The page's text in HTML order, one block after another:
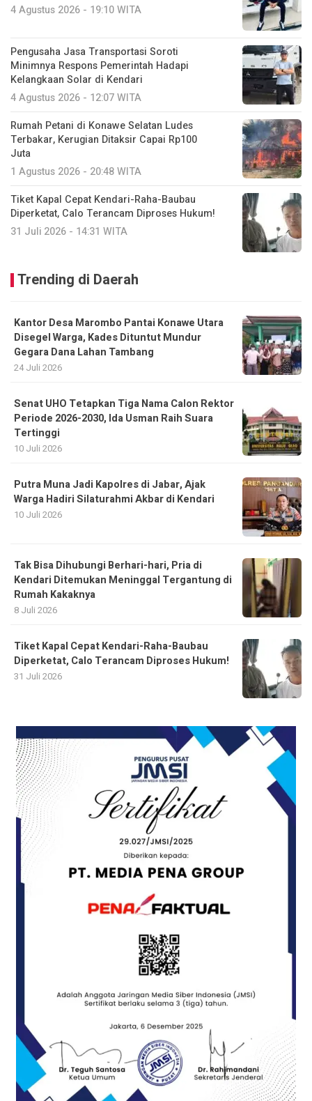
4 Agustus 2026 - 19:10 WITA
Pengusaha Jasa Transportasi Soroti
Minimnya Respons Pemerintah Hadapi
Kelangkaan Solar di Kendari
4 Agustus 2026 - 12:07 WITA
Rumah Petani di Konawe Selatan Ludes
Terbakar, Kerugian Ditaksir Capai Rp100
Juta
1 Agustus 2026 - 20:48 WITA
Tiket Kapal Cepat Kendari-Raha-Baubau
Diperketat, Calo Terancam Diproses Hukum!
31 Juli 2026 - 14:31 WITA
Trending di Daerah
Kantor Desa Marombo Pantai Konawe Utara
Disegel Warga, Kades Dituntut Mundur
Gegara Dana Lahan Tambang
24 Juli 2026
Senat UHO Tetapkan Tiga Nama Calon Rektor
Periode 2026-2030, Ida Usman Raih Suara
Tertinggi
10 Juli 2026
Putra Muna Jadi Kapolres di Jabar, Ajak
Warga Hadiri Silaturahmi Akbar di Kendari
10 Juli 2026
Tak Bisa Dihubungi Berhari-hari, Pria di
Kendari Ditemukan Meninggal Tergantung di
Rumah Kakaknya
8 Juli 2026
Tiket Kapal Cepat Kendari-Raha-Baubau
Diperketat, Calo Terancam Diproses Hukum!
31 Juli 2026